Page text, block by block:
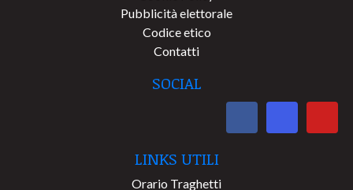
Pubblicità elettorale
Codice etico
Contatti
SOCIAL
LINKS UTILI
Orario Traghetti